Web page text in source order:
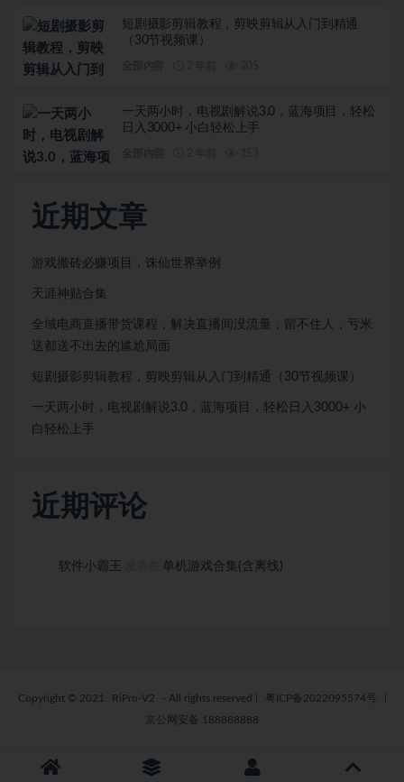
短剧摄影剪辑教程，剪映剪辑从入门到精通
（30节视频课）
一天两小时，电视剧解说3.0，蓝海项目，轻松
日入3000+ 小白轻松上手
近期文章
游戏搬砖必赚项目，诛仙世界举例
天涯神贴合集
全域电商直播带货课程，解决直播间没流量，留不住人，亏米
送都送不出去的尴尬局面
短剧摄影剪辑教程，剪映剪辑从入门到精通（30节视频课）
一天两小时，电视剧解说3.0，蓝海项目，轻松日入3000+ 小
白轻松上手
近期评论
软件小霸王 单机游戏合集(含离线)
Copyright © 2021 RiPro-V2 - All rights reserved 粤ICP备2022095574号
京公网安备 188888888